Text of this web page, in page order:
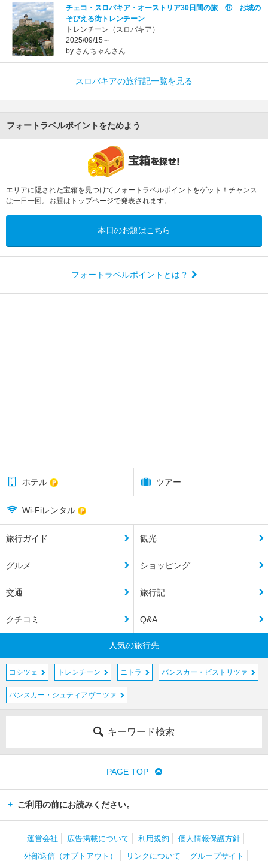
チェコ・スロバキア・オーストリア30日間の旅 ⑰ お城の
そびえる街トレンチーン
トレンチーン（スロバキア）
2025/09/15～
by さんちゃんさん
スロバキアの旅行記一覧を見る
フォートラベルポイントをためよう
エリアに隠された宝箱を見つけてフォートラベルポイントをゲット！チャンス
は一日一回。お題はトップページで発表されます。
本日のお題はこちら
フォートラベルポイントとは？
ホテル ツアー
Wi-Fiレンタル
旅行ガイド 観光
グルメ ショッピング
交通 旅行記
クチコミ Q&A
人気の旅行先
コシツェ トレンチーン ニトラ バンスカー・ビストリツァ
バンスカー・シュティアヴニツァ
キーワード検索
PAGE TOP
ご利用の前にお読みください。
運営会社 広告掲載について 利用規約
個人情報保護方針
外部送信（オプトアウト）
リンクについて グループサイト